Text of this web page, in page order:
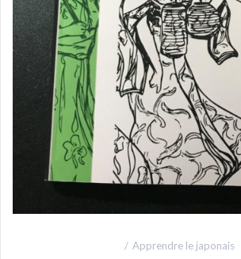
Apprendre le japonais